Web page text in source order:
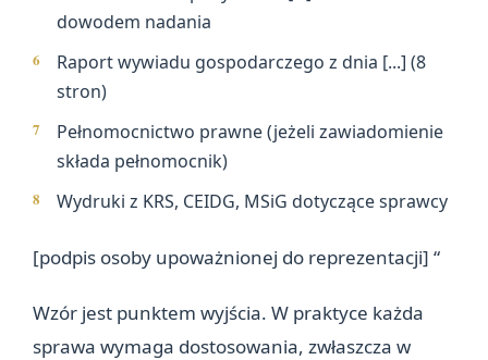
dowodem nadania
Raport wywiadu gospodarczego z dnia [...] (8
stron)
Pełnomocnictwo prawne (jeżeli zawiadomienie
składa pełnomocnik)
Wydruki z KRS, CEIDG, MSiG dotyczące sprawcy
[podpis osoby upoważnionej do reprezentacji] “
Wzór jest punktem wyjścia. W praktyce każda
sprawa wymaga dostosowania, zwłaszcza w